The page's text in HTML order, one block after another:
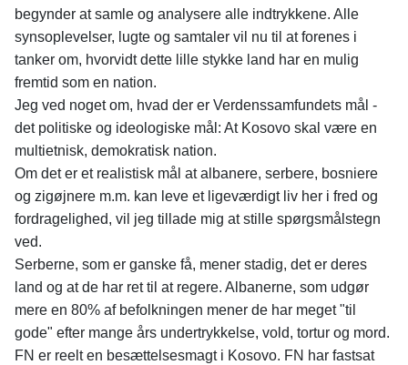
begynder at samle og analysere alle indtrykkene. Alle
synsoplevelser, lugte og samtaler vil nu til at forenes i
tanker om, hvorvidt dette lille stykke land har en mulig
fremtid som en nation.
Jeg ved noget om, hvad der er Verdenssamfundets mål -
det politiske og ideologiske mål: At Kosovo skal være en
multietnisk, demokratisk nation.
Om det er et realistisk mål at albanere, serbere, bosniere
og zigøjnere m.m. kan leve et ligeværdigt liv her i fred og
fordragelighed, vil jeg tillade mig at stille spørgsmålstegn
ved.
Serberne, som er ganske få, mener stadig, det er deres
land og at de har ret til at regere. Albanerne, som udgør
mere en 80% af befolkningen mener de har meget "til
gode" efter mange års undertrykkelse, vold, tortur og mord.
FN er reelt en besættelsesmagt i Kosovo. FN har fastsat